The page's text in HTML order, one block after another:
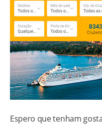
Espero que tenham